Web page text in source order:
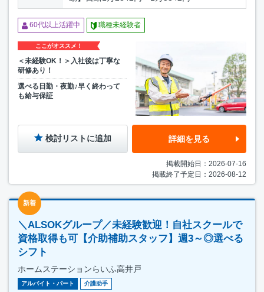
60代以上活躍中 職種未経験者
ここがオススメ！
＜未経験OK！＞入社後は丁寧な
研修あり！
選べる日勤・夜勤♪早く終わって
も給与保証
検討リストに追加 詳細を見る
掲載開始日：2026-07-16
掲載終了予定日：2026-08-12
新着
＼ALSOKグループ／未経験歓迎！自社スクールで
資格取得も可【介助補助スタッフ】週3～◎選べる
シフト
ホームステーションらいふ高井戸
アルバイト・パート 介護助手